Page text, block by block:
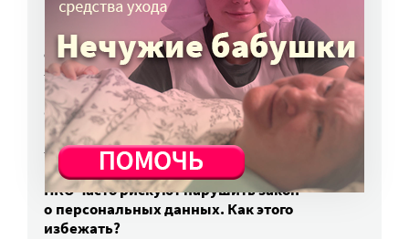
Родителей детей-инвалидов просят пройти
опрос о трудоустройстве
7 авг, 15:34
«Энхерту» от рака груди включили
в перечень жизненно важных препаратов
7 авг, 15:15
НКО часто рискуют нарушить закон
о персональных данных. Как этого
избежать?